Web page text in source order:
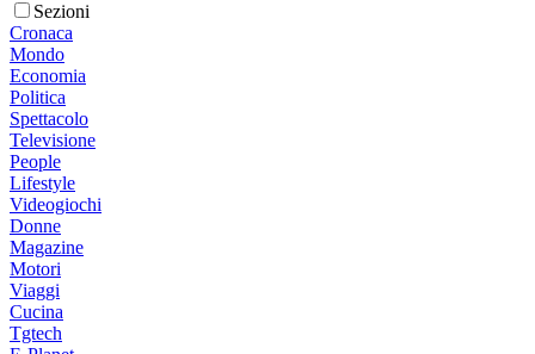
Sezioni
Cronaca
Mondo
Economia
Politica
Spettacolo
Televisione
People
Lifestyle
Videogiochi
Donne
Magazine
Motori
Viaggi
Cucina
Tgtech